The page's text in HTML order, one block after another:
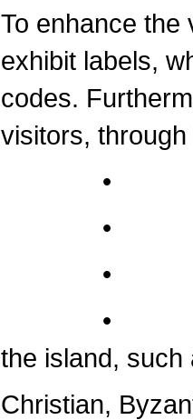
To enhance the
exhibit labels,
codes.
visitors,
• The
•
• The
•
the island, such
Christian,